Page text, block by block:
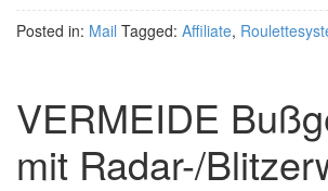
Posted in: Mail Tagged: Affiliate,
VERMEIDE
mit Radar-/